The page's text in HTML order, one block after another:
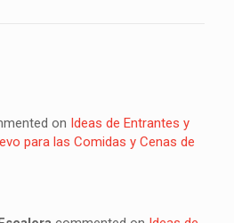
on Ideas de Entrantes y
para las Comidas y Cenas de